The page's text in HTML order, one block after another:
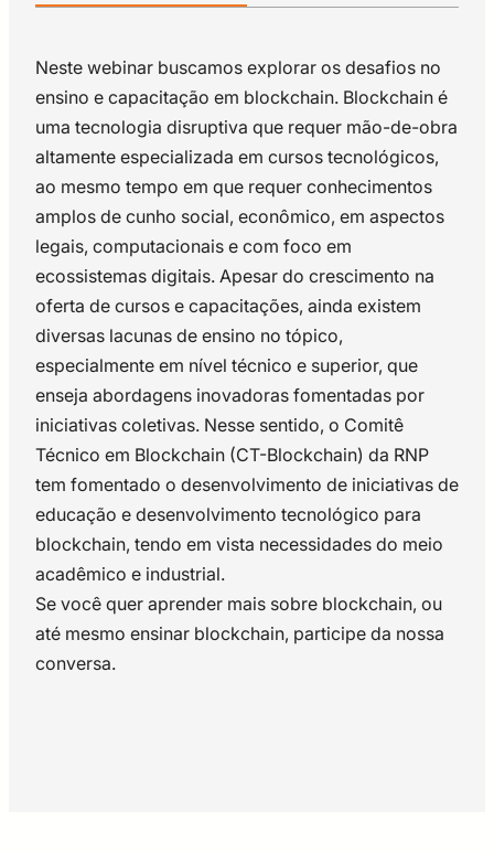
Neste webinar buscamos explorar os desafios no
ensino e capacitação em blockchain. Blockchain é
uma tecnologia disruptiva que requer mão-de-obra
altamente especializada em cursos tecnológicos,
ao mesmo tempo em que requer conhecimentos
amplos de cunho social, econômico, em aspectos
legais, computacionais e com foco em
ecossistemas digitais. Apesar do crescimento na
oferta de cursos e capacitações, ainda existem
diversas lacunas de ensino no tópico,
especialmente em nível técnico e superior, que
enseja abordagens inovadoras fomentadas por
iniciativas coletivas. Nesse sentido, o Comitê
Técnico em Blockchain (CT-Blockchain) da RNP
tem fomentado o desenvolvimento de iniciativas de
educação e desenvolvimento tecnológico para
blockchain, tendo em vista necessidades do meio
acadêmico e industrial.
Se você quer aprender mais sobre blockchain, ou
até mesmo ensinar blockchain, participe da nossa
conversa.